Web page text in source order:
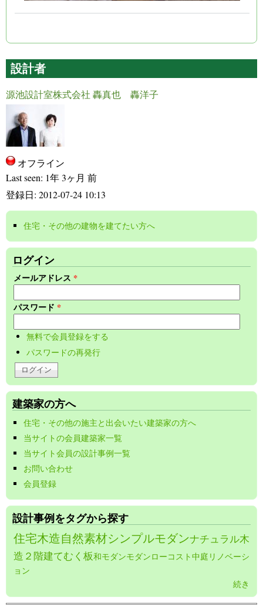
設計者
源池設計室株式会社 轟真也 轟洋子
オフライン
Last seen: 1年 3ヶ月 前
登録日: 2012-07-24 10:13
住宅・その他の建物を建てたい方へ
ログイン
メールアドレス *
パスワード *
無料で会員登録をする
パスワードの再発行
建築家の方へ
住宅・その他の施主と出会いたい建築家の方へ
当サイトの会員建築家一覧
当サイト会員の設計事例一覧
お問い合わせ
会員登録
設計事例をタグから探す
住宅木造自然素材シンプルモダンナチュラル木
造２階建てむく板和モダンモダンローコスト中庭 リノベーシ
ョン
続き